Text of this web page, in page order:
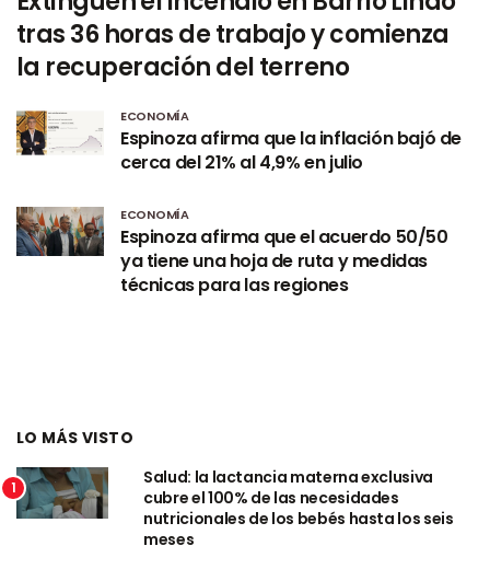
tras 36 horas de trabajo y comienza
la recuperación del terreno
ECONOMÍA
Espinoza afirma que la inflación bajó de
cerca del 21% al 4,9% en julio
ECONOMÍA
Espinoza afirma que el acuerdo 50/50
ya tiene una hoja de ruta y medidas
técnicas para las regiones
LO MÁS VISTO
1
Salud: la lactancia materna exclusiva
cubre el 100% de las necesidades
nutricionales de los bebés hasta los seis
meses